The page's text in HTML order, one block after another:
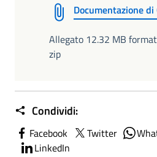
Documentazione di
Allegato 12.32 MB
zip
Condividi:
Facebook Twitter
LinkedIn